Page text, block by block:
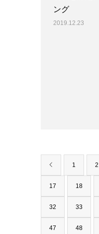
ング
2019.12.23
1 2
17 18
32 33
47 48